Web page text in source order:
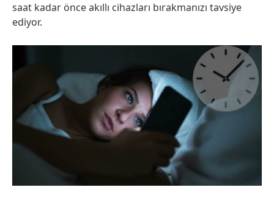
saat kadar önce akıllı cihazları bırakmanızı tavsiye
ediyor.